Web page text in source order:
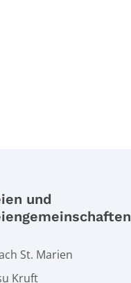
und
St. Marien
Kruft